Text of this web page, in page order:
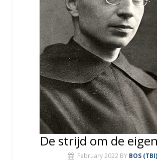
De strijd om de
February 2022 BY BOS (TBI)